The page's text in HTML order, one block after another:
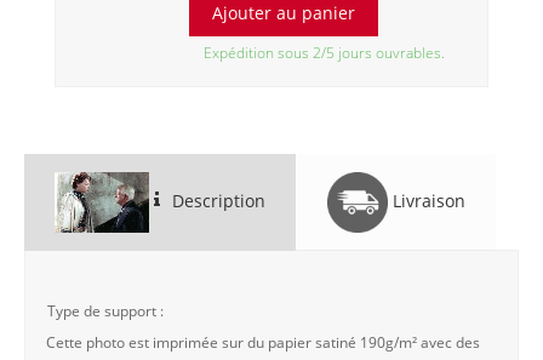
Expédition sous 2/5 jours ouvrables.
Description Livraison
Type de support :
Cette photo est imprimée sur du papier satiné 190g/m² avec des